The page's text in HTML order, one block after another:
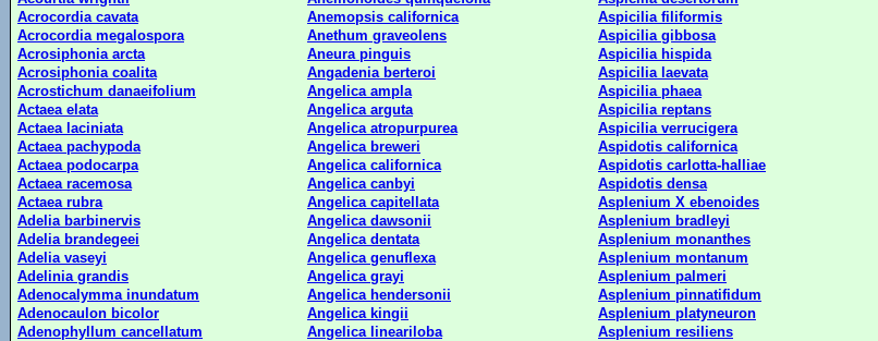
Acrocordia cavata
Anemopsis californica
Aspicilia filiformis
Acrocordia megalospora
Anethum graveolens
Aspicilia gibbosa
Acrosiphonia arcta
Aneura pinguis
Aspicilia hispida
Acrosiphonia coalita
Angadenia berteroi
Aspicilia laevata
Acrostichum danaeifolium
Angelica ampla
Aspicilia phaea
Actaea elata
Angelica arguta
Aspicilia reptans
Actaea laciniata
Angelica atropurpurea
Aspicilia verrucigera
Actaea pachypoda
Angelica breweri
Aspidotis californica
Actaea podocarpa
Angelica californica
Aspidotis carlotta-halliae
Actaea racemosa
Angelica canbyi
Aspidotis densa
Actaea rubra
Angelica capitellata
Asplenium X ebenoides
Adelia barbinervis
Angelica dawsonii
Asplenium bradleyi
Adelia brandegeei
Angelica dentata
Asplenium monanthes
Adelia vaseyi
Angelica genuflexa
Asplenium montanum
Adelinia grandis
Angelica grayi
Asplenium palmeri
Adenocalymma inundatum
Angelica hendersonii
Asplenium pinnatifidum
Adenocaulon bicolor
Angelica kingii
Asplenium platyneuron
Adenophyllum cancellatum
Angelica lineariloba Asplenium resiliens